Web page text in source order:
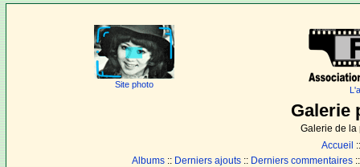
Site photo
Galerie
Galerie de la
Accueil
Albums :: Derniers ajouts :: Derniers commentaires